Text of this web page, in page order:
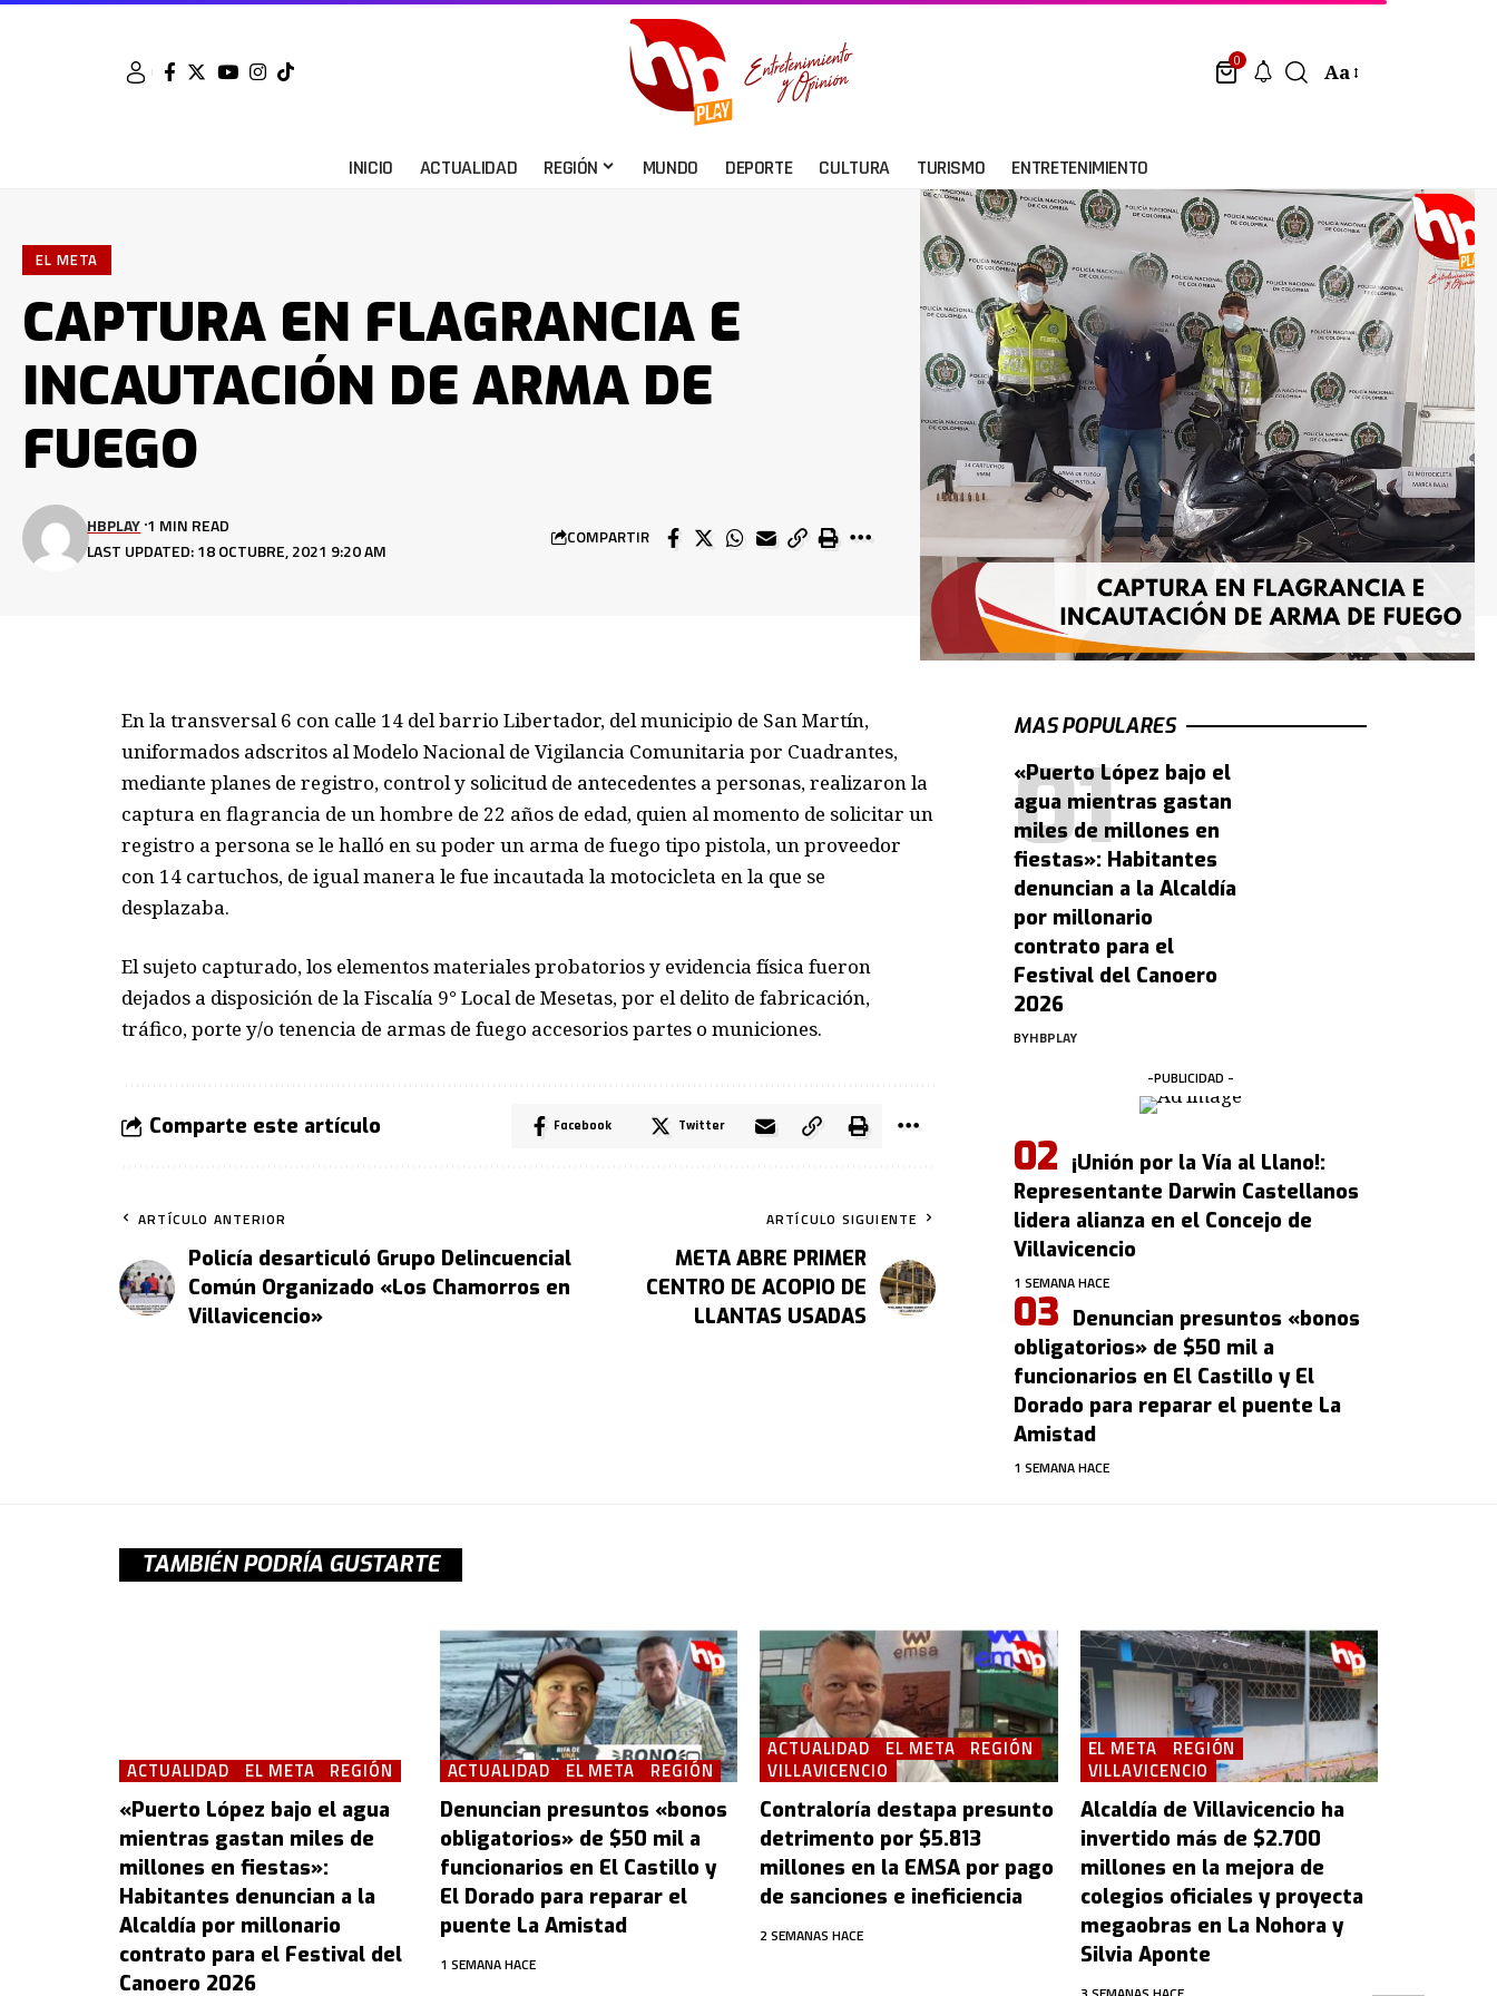
0 Aa
INICIO ACTUALIDAD REGIÓN MUNDO DEPORTE CULTURA TURISMO ENTRETENIMIENTO
EL META
CAPTURA EN FLAGRANCIA E
INCAUTACIÓN DE ARMA DE
FUEGO
LAST UPDATED: 18 OCTUBRE, 2021 9:20 AM
HBPLAY 1 MIN READ
COMPARTIR
En la transversal 6 con calle 14 del barrio Libertador, del municipio de San Martín,
uniformados adscritos al Modelo Nacional de Vigilancia Comunitaria por Cuadrantes,
mediante planes de registro, control y solicitud de antecedentes a personas, realizaron la
captura en flagrancia de un hombre de 22 años de edad, quien al momento de solicitar un
registro a persona se le halló en su poder un arma de fuego tipo pistola, un proveedor
con 14 cartuchos, de igual manera le fue incautada la motocicleta en la que se
desplazaba.
El sujeto capturado, los elementos materiales probatorios y evidencia física fueron
dejados a disposición de la Fiscalía 9° Local de Mesetas, por el delito de fabricación,
tráfico, porte y/o tenencia de armas de fuego accesorios partes o municiones.
Comparte este artículo Facebook Twitter
ARTÍCULO ANTERIOR
Policía desarticuló Grupo Delincuencial
Común Organizado «Los Chamorros en
Villavicencio»
ARTÍCULO SIGUIENTE
META ABRE PRIMER
CENTRO DE ACOPIO DE
LLANTAS USADAS
MAS POPULARES
«Puerto López bajo el
agua mientras gastan
miles de millones en
fiestas»: Habitantes
denuncian a la Alcaldía
por millonario
contrato para el
Festival del Canoero
2026
BYHBPLAY
-PUBLICIDAD -
¡Unión por la Vía al Llano!:
Representante Darwin Castellanos
lidera alianza en el Concejo de
Villavicencio
1 SEMANA HACE
Denuncian presuntos «bonos
obligatorios» de $50 mil a
funcionarios en El Castillo y El
Dorado para reparar el puente La
Amistad
1 SEMANA HACE
TAMBIÉN PODRÍA GUSTARTE
ACTUALIDAD EL META REGIÓN
«Puerto López bajo el agua
mientras gastan miles de
millones en fiestas»:
Habitantes denuncian a la
Alcaldía por millonario
contrato para el Festival del
Canoero 2026
ACTUALIDAD EL META REGIÓN
Denuncian presuntos «bonos
obligatorios» de $50 mil a
funcionarios en El Castillo y
El Dorado para reparar el
puente La Amistad
1 SEMANA HACE
ACTUALIDAD EL META
REGIÓN
VILLAVICENCIO
Contraloría destapa presunto
detrimento por $5.813
millones en la EMSA por pago
de sanciones e ineficiencia
2 SEMANAS HACE
EL META
REGIÓN
VILLAVICENCIO
Alcaldía de Villavicencio ha
invertido más de $2.700
millones en la mejora de
colegios oficiales y proyecta
megaobras en La Nohora y
Silvia Aponte